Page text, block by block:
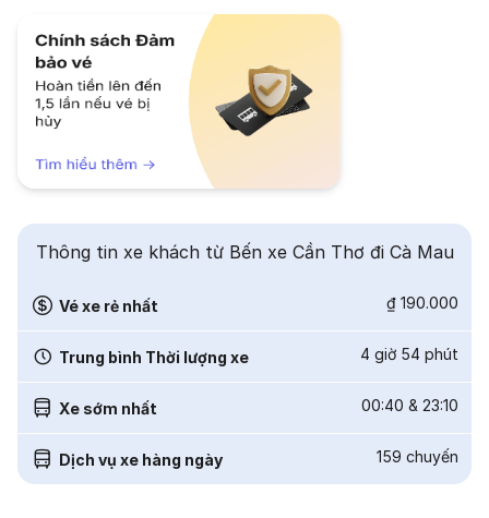
Thông tin xe khách từ Bến xe Cần Thơ đi Cà Mau
Vé xe rẻ nhất ₫ 190.000
Trung bình Thời lượng xe 4 giờ 54 phút
Xe sớm nhất 00:40 & 23:10
Dịch vụ xe hàng ngày 159 chuyến